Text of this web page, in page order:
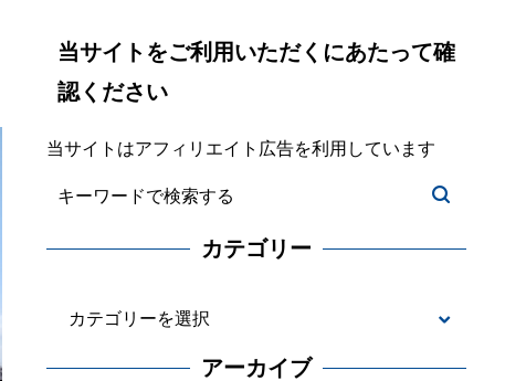
当サイトをご利用いただくにあたって確
認ください
当サイトはアフィリエイト広告を利用しています
カテゴリー
テ
アーカイブ